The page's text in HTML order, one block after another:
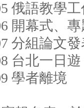
俄語教學
開幕式、
分組論文
台北一日遊
學者離境